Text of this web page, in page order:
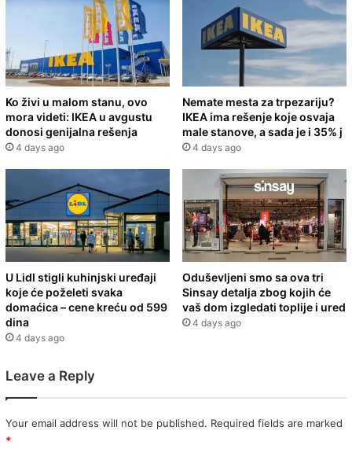
Ko živi u malom stanu, ovo
mora videti: IKEA u avgustu
donosi genijalna rešenja
4 days ago
Nemate mesta za trpezariju?
IKEA ima rešenje koje osvaja
male stanove, a sada je i 35% j
4 days ago
U Lidl stigli kuhinjski uređaji
koje će poželeti svaka
domaćica – cene kreću od 599
dina
4 days ago
Oduševljeni smo sa ova tri
Sinsay detalja zbog kojih će
vaš dom izgledati toplije i ured
4 days ago
Leave a Reply
Your email address will not be published. Required fields are marked
*